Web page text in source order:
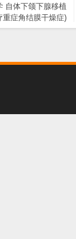
自体下颌下腺移植
重症角结膜干燥症)